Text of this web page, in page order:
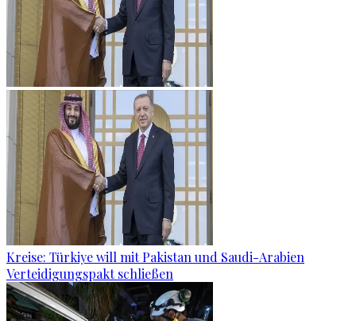
Kreise: Türkiye will mit Pakistan und Saudi-Arabien
Verteidigungspakt schließen